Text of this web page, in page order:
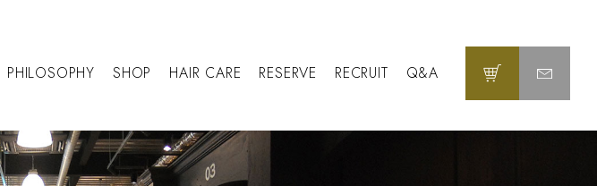
PHILOSOPHY SHOP HAIR CARE RESERVE RECRUIT Q&A